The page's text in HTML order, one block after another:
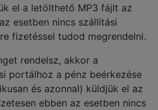
el a letölthető MP3 fájlt az
esetben nincs szállítási
fizetéssel tudod megrendelni.
rendelsz, akkor a
portálhoz a pénz beérkezése
és azonnal) küldjük el az
ebben az esetben nincs